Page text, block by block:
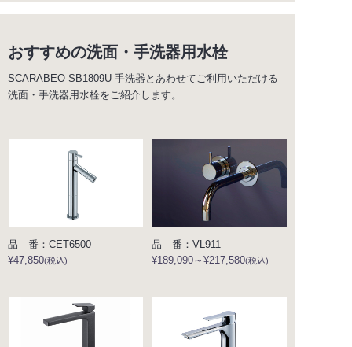
おすすめの洗面・手洗器用水栓
SCARABEO SB1809U 手洗器とあわせてご利用いただける
洗面・手洗器用水栓をご紹介します。
品 番：CET6500
¥47,850(税込)
品 番：VL911
¥189,090～¥217,580(税込)